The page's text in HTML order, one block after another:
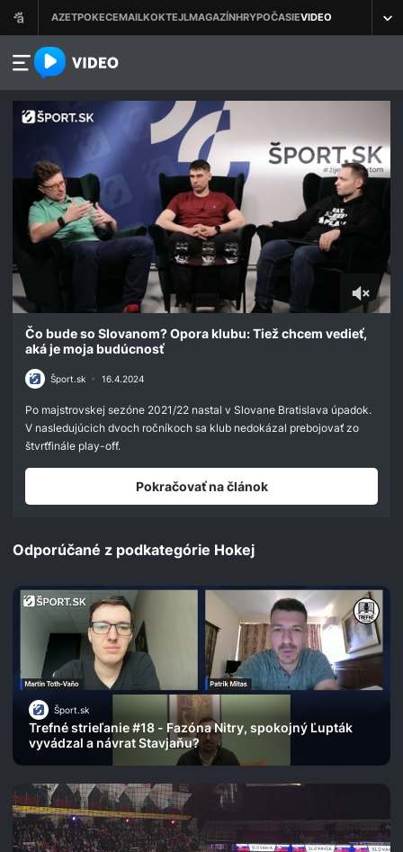
azet.video.sk
seconds
Čo bude so Slovanom? Opora klubu: Tiež chcem vedieť,
aká je moja budúcnosť
Šport.sk • 16.4.2024
Po majstrovskej sezóne 2021/22 nastal v Slovane Bratislava úpadok.
V nasledujúcich dvoch ročníkoch sa klub nedokázal prebojovať zo
štvrťfinále play-off.
Pokračovať na článok
Odporúčané z podkategórie Hokej
Šport.sk
Trefné strieľanie #18 - Fazóna Nitry, spokojný Ľupták
vyvádzal a návrat Stavjaňu?